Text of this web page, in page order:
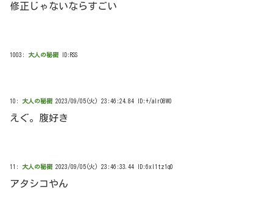
修正じゃないならすごい
1003: 大人の秘密 ID:RSS
10: 大人の秘密 2023/09/05(火) 23:46:24.84 ID:+/aIrO8W0
えぐ。腹好き
11: 大人の秘密 2023/09/05(火) 23:46:33.44 ID:6xl1tz1q0
アタシコやん